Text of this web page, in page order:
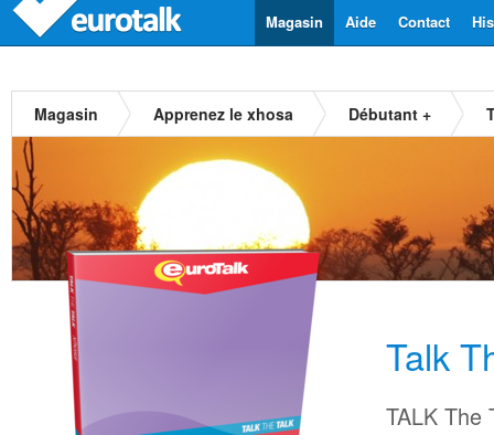
Contact
Aide
Magasin
Magasin Apprenez le xhosa Débutant +
Talk
TALK The